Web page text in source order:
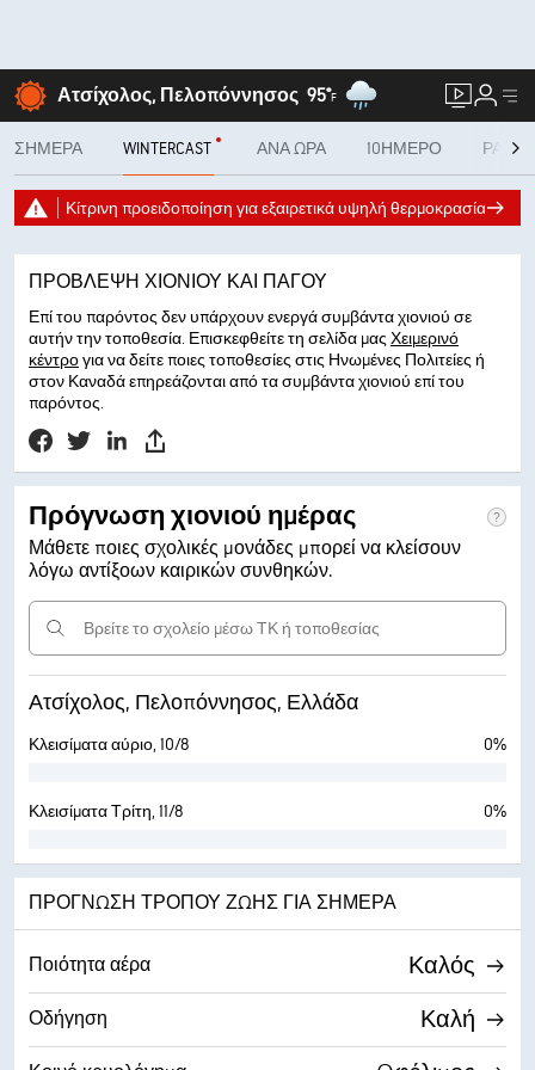
Ατσίχολος, Πελοπόννησος 95°F
ΣΉΜΕΡΑ WINTERCAST ΑΝΆ ΏΡΑ 10ΉΜΕΡΟ
Κίτρινη προειδοποίηση για εξαιρετικά υψηλή θερμοκρασία
ΠΡΌΒΛΕΨΗ ΧΙΟΝΙΟΎ ΚΑΙ ΠΆΓΟΥ
Επί του παρόντος δεν υπάρχουν ενεργά συμβάντα χιονιού σε
αυτήν την τοποθεσία. Επισκεφθείτε τη σελίδα μας Χειμερινό
κέντρογια να δείτε ποιες τοποθεσίες στις Ηνωμένες Πολιτείες ή
στον Καναδά επηρεάζονται από τα συμβάντα χιονιού επί του
παρόντος.
Πρόγνωση χιονιού ημέρας
Μάθετε ποιες σχολικές μονάδες μπορεί να κλείσουν
λόγω αντίξοων καιρικών συνθηκών.
Ατσίχολος, Πελοπόννησος, Ελλάδα
Κλεισίματα αύριο, 10/8 0%
Κλεισίματα Τρίτη, 11/8 0%
ΠΡΌΓΝΩΣΗ ΤΡΌΠΟΥ ΖΩΉΣ ΓΙΑ ΣΉΜΕΡΑ
Ποιότητα αέρα Καλός
Οδήγηση Καλή